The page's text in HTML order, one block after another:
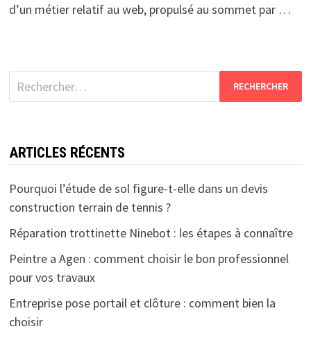
d’un métier relatif au web, propulsé au sommet par …
Rechercher :
ARTICLES RÉCENTS
Pourquoi l’étude de sol figure-t-elle dans un devis
construction terrain de tennis ?
Réparation trottinette Ninebot : les étapes à connaître
Peintre a Agen : comment choisir le bon professionnel
pour vos travaux
Entreprise pose portail et clôture : comment bien la
choisir